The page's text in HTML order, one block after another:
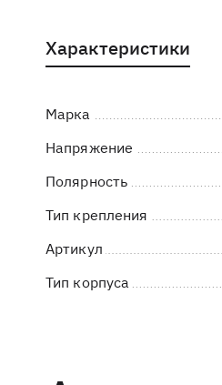
Характеристики
Марка
Напряжение
Полярность
Тип крепления
Артикул
Тип корпуса